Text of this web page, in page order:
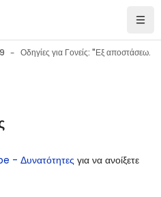
Οδηγίες για Γονείς: "Εξ αποστάσεως εκπαίδευση στο σχολείο: Εργαλεία - Συμβουλές - Ψυχολογική υποστήριξη μαθητών"
- Δυνατότητες για να ανοίξετε